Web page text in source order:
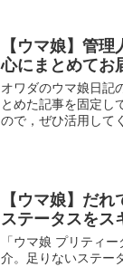
【ウマ娘】管
心にまとめてお
オワダのウマ娘日記
とめた記事を固定し
ので，ぜひ活用して
【ウマ娘】だ
ステータスをス
「ウマ娘 プリティ
介。足りないステー